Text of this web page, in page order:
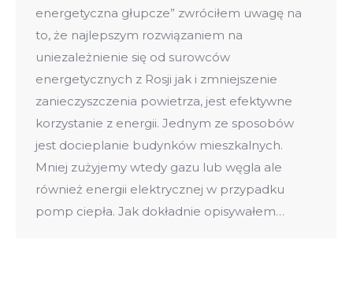
energetyczna głupcze” zwróciłem uwagę na
to, że najlepszym rozwiązaniem na
uniezależnienie się od surowców
energetycznych z Rosji jak i zmniejszenie
zanieczyszczenia powietrza, jest efektywne
korzystanie z energii. Jednym ze sposobów
jest docieplanie budynków mieszkalnych.
Mniej zużyjemy wtedy gazu lub węgla ale
również energii elektrycznej w przypadku
pomp ciepła. Jak dokładnie opisywałem…